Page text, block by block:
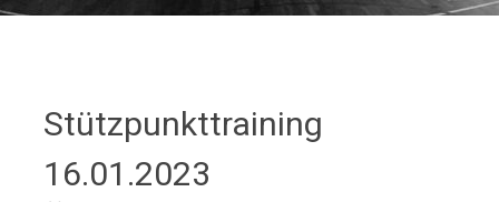
Stützpunkttraining
16.01.2023